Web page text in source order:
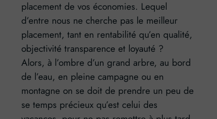
placement de vos économies. Lequel
d’entre nous ne cherche pas le meilleur
placement, tant en rentabilité qu’en qualité,
objectivité transparence et loyauté ?
Alors, à l’ombre d’un grand arbre, au bord
de l’eau, en pleine campagne ou en
montagne on se doit de prendre un peu de
se temps précieux qu’est celui des